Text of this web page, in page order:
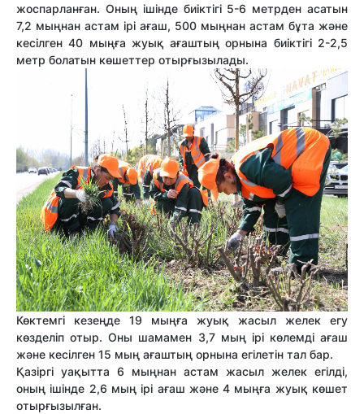
жоспарланған. Оның ішінде биіктігі 5-6 метрден асатын
7,2 мыңнан астам ірі ағаш, 500 мыңнан астам бұта және
кесілген 40 мыңға жуық ағаштың орнына биіктігі 2-2,5
метр болатын көшеттер отырғызылады.
Көктемгі кезеңде 19 мыңға жуық жасыл желек егу
көзделіп отыр. Оны шамамен 3,7 мың ірі көлемді ағаш
және кесілген 15 мың ағаштың орнына егілетін тал бар.
Қазіргі уақытта 6 мыңнан астам жасыл желек егілді,
оның ішінде 2,6 мың ірі ағаш және 4 мыңға жуық көшет
отырғызылған.